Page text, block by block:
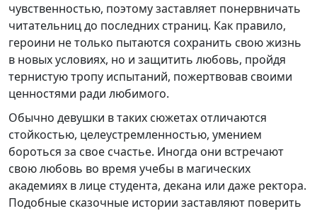
чувственностью, поэтому заставляет понервничать
читательниц до последних страниц. Как правило,
героини не только пытаются сохранить свою жизнь
в новых условиях, но и защитить любовь, пройдя
тернистую тропу испытаний, пожертвовав своими
ценностями ради любимого.
Обычно девушки в таких сюжетах отличаются
стойкостью, целеустремленностью, умением
бороться за свое счастье. Иногда они встречают
свою любовь во время учебы в магических
академиях в лице студента, декана или даже ректора.
Подобные сказочные истории заставляют поверить